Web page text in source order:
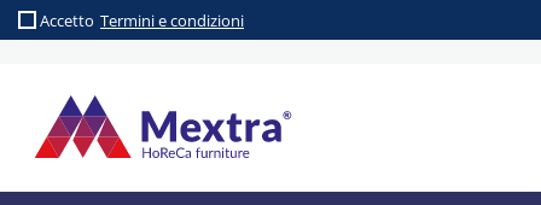
Accetto Termini e condizioni